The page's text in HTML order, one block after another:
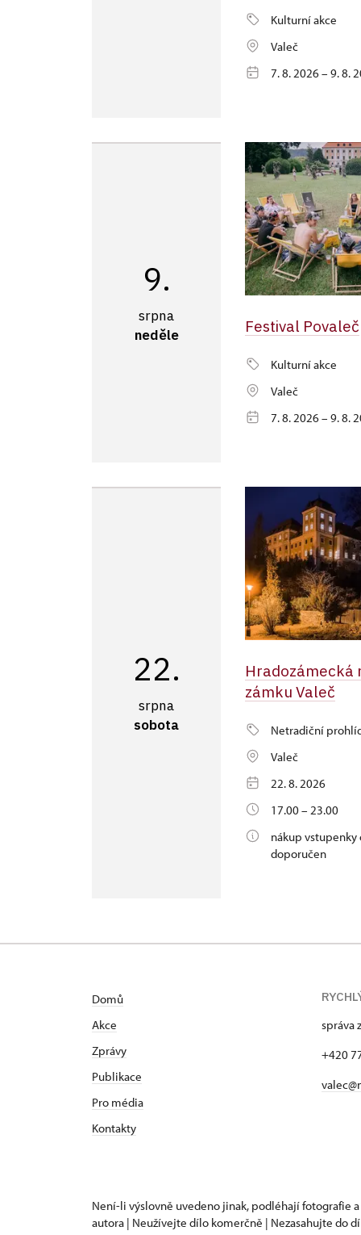
Kulturní akce
Valeč
7. 8. 2026 – 9. 8.
9.
srpna
neděle
Festival Povaleč
Kulturní akce
Valeč
7. 8. 2026 – 9. 8.
22.
srpna
sobota
Hradozámecká
zámku Valeč
Netradiční
Valeč
22. 8. 2026
17.00 – 23.00
nákup vstupenky
doporučen
Domů
Akce
Zprávy
Publikace
Pro média
Kontakty
správa
+420
Není-li výslovně uvedeno jinak, podléhají fotografie
autora | Neužívejte dílo komerčně | Nezasahujte do